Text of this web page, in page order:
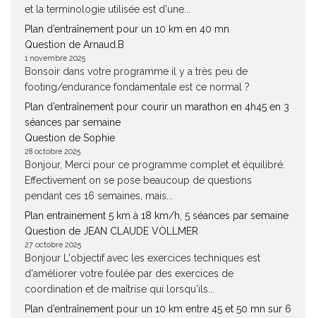
et la terminologie utilisée est d'une...
Plan d’entraînement pour un 10 km en 40 mn
Question de Arnaud.B
1 novembre 2025
Bonsoir dans votre programme il y a très peu de
footing/endurance fondamentale est ce normal ?
Plan d’entraînement pour courir un marathon en 4h45 en 3
séances par semaine
Question de Sophie
28 octobre 2025
Bonjour, Merci pour ce programme complet et équilibré.
Effectivement on se pose beaucoup de questions
pendant ces 16 semaines, mais...
Plan entrainement 5 km à 18 km/h, 5 séances par semaine
Question de JEAN CLAUDE VOLLMER
27 octobre 2025
Bonjour L'objectif avec les exercices techniques est
d'améliorer votre foulée par des exercices de
coordination et de maîtrise qui lorsqu'ils...
Plan d’entraînement pour un 10 km entre 45 et 50 mn sur 6